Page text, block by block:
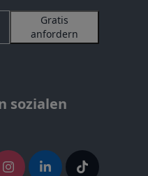
Gratis
anfordern
sozialen